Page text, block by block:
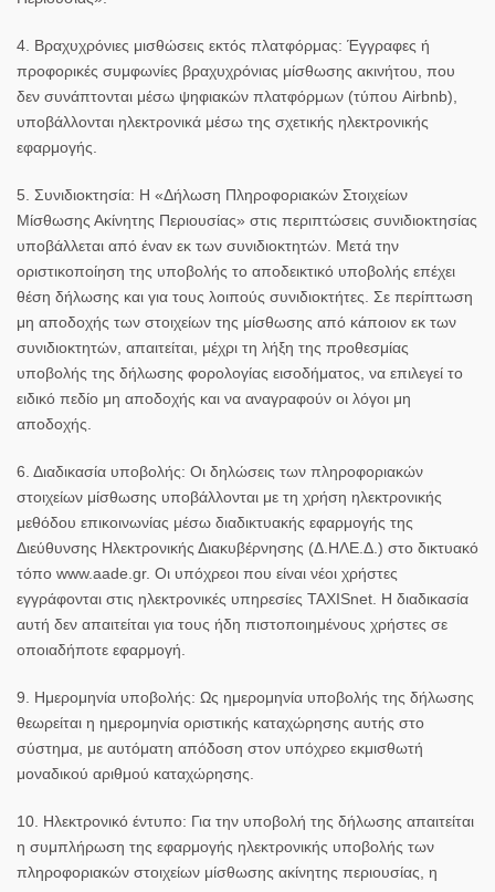
4. Βραχυχρόνιες μισθώσεις εκτός πλατφόρμας: Έγγραφες ή
προφορικές συμφωνίες βραχυχρόνιας μίσθωσης ακινήτου, που
δεν συνάπτονται μέσω ψηφιακών πλατφόρμων (τύπου Airbnb),
υποβάλλονται ηλεκτρονικά μέσω της σχετικής ηλεκτρονικής
εφαρμογής.
5. Συνιδιοκτησία: Η «Δήλωση Πληροφοριακών Στοιχείων
Μίσθωσης Ακίνητης Περιουσίας» στις περιπτώσεις συνιδιοκτησίας
υποβάλλεται από έναν εκ των συνιδιοκτητών. Μετά την
οριστικοποίηση της υποβολής το αποδεικτικό υποβολής επέχει
θέση δήλωσης και για τους λοιπούς συνιδιοκτήτες. Σε περίπτωση
μη αποδοχής των στοιχείων της μίσθωσης από κάποιον εκ των
συνιδιοκτητών, απαιτείται, μέχρι τη λήξη της προθεσμίας
υποβολής της δήλωσης φορολογίας εισοδήματος, να επιλεγεί το
ειδικό πεδίο μη αποδοχής και να αναγραφούν οι λόγοι μη
αποδοχής.
6. Διαδικασία υποβολής: Οι δηλώσεις των πληροφοριακών
στοιχείων μίσθωσης υποβάλλονται με τη χρήση ηλεκτρονικής
μεθόδου επικοινωνίας μέσω διαδικτυακής εφαρμογής της
Διεύθυνσης Ηλεκτρονικής Διακυβέρνησης (Δ.ΗΛΕ.Δ.) στο δικτυακό
τόπο www.aade.gr. Οι υπόχρεοι που είναι νέοι χρήστες
εγγράφονται στις ηλεκτρονικές υπηρεσίες TAXISnet . Η διαδικασία
αυτή δεν απαιτείται για τους ήδη πιστοποιημένους χρήστες σε
οποιαδήποτε εφαρμογή.
9. Ημερομηνία υποβολής: Ως ημερομηνία υποβολής της δήλωσης
θεωρείται η ημερομηνία οριστικής καταχώρησης αυτής στο
σύστημα, με αυτόματη απόδοση στον υπόχρεο εκμισθωτή
μοναδικού αριθμού καταχώρησης.
10. Ηλεκτρονικό έντυπο: Για την υποβολή της δήλωσης απαιτείται
η συμπλήρωση της εφαρμογής ηλεκτρονικής υποβολής των
πληροφοριακών στοιχείων μίσθωσης ακίνητης περιουσίας, η